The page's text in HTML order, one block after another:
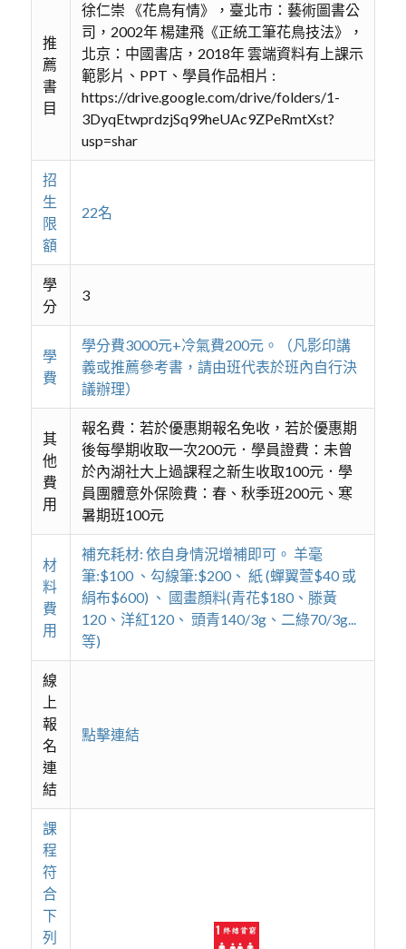
推
薦
書
目
徐仁崇 《花鳥有情》，臺北市：藝術圖書公
司，2002年 楊建飛《正統工筆花鳥技法》，
北京：中國書店，2018年 雲端資料有上課示
範影片、PPT、學員作品相片 :
https://drive.google.com/drive/folders/1-
3DyqEtwprdzjSq99heUAc9ZPeRmtXst?
usp=shar
招
生
限
額
22名
學
分
3
學
費
學分費3000元+冷氣費200元。（凡影印講
義或推薦參考書，請由班代表於班內自行決
議辦理）
其
他
費
用
報名費：若於優惠期報名免收，若於優惠期
後每學期收取一次200元．學員證費：未曾
於內湖社大上過課程之新生收取100元．學
員團體意外保險費：春、秋季班200元、寒
暑期班100元
材
料
費
用
補充耗材: 依自身情況增補即可。 羊毫
筆:$100 、勾線筆:$200、 紙 (蟬翼萱$40 或
絹布$600) 、 國畫顏料(青花$180、滕黃
120、洋紅120、 頭青140/3g、二綠70/3g...
等)
線
上
報
名
連
結
點擊連結
課
程
符
合
下
列